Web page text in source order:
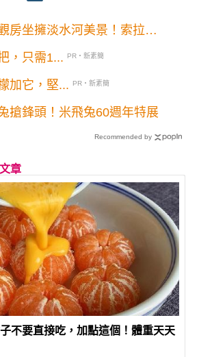
房坐擁淡水河美景！索拉利
，只需1...
PR・新素簡
加它，堅... PR・新素簡
搶鋒頭！米飛兔60週年特展
Recommended by
章
不要直接吃，加點這個！體重天天